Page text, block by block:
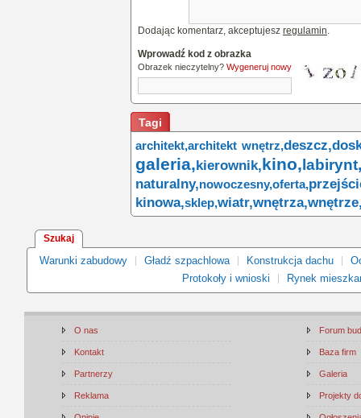
Dodając komentarz, akceptujesz regulamin.
Wprowadź kod z obrazka
Obrazek nieczytelny? Wygeneruj nowy
Tagi
architekt,architekt wnętrz,deszcz,
galeria, kierownik,kino, labirynt,
naturalny,nowoczesny,oferta,
kinowa,sklep,wiatr,wnętrza,
Szukaj
Warunki zabudowy Gładź szpachlowa Konstrukcja dachu
Protokoły i wnioski
Rynek
O nas
Kontakt
Partnerzy
Reklama
Forum
Baza firm
Galeria
Projekty